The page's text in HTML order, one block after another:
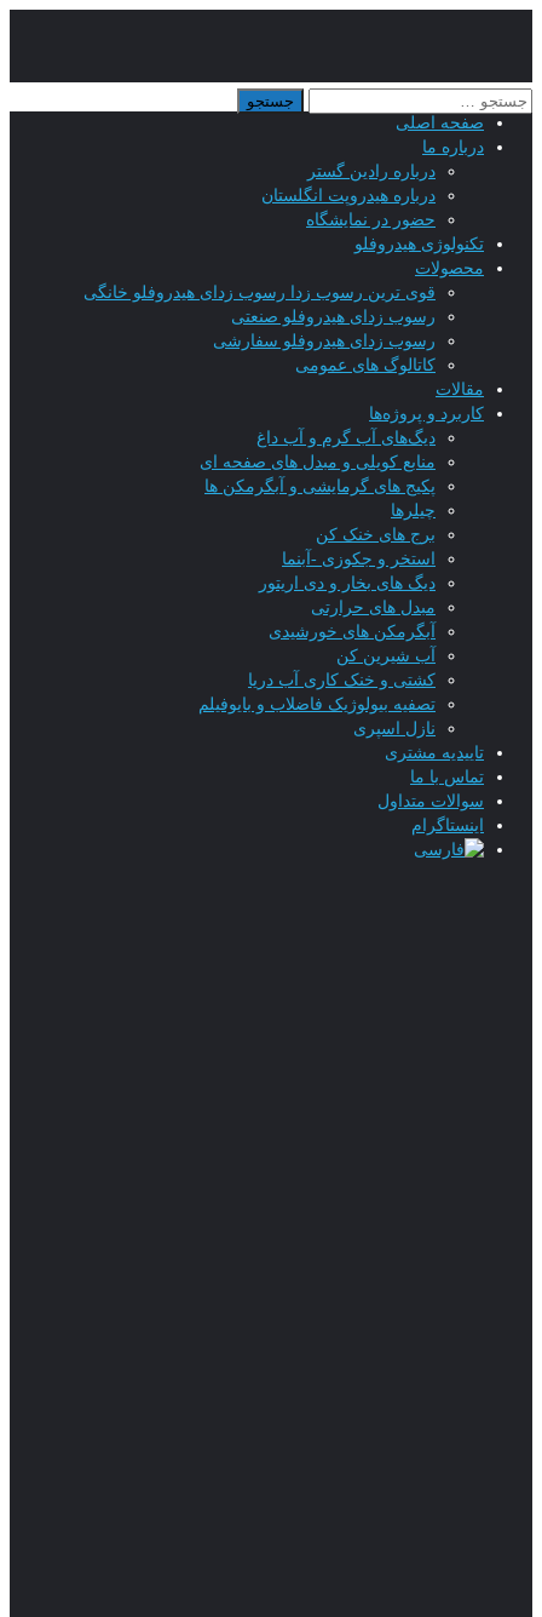
صفحه اصلی
درباره ما
درباره رادین گستر
درباره هیدروپت انگلستان
حضور در نمایشگاه
تکنولوژی هیدروفلو
محصولات
قوی ترین رسوب زدا رسوب زدای هیدروفلو خانگی
رسوب زدای هیدروفلو صنعتی
رسوب زدای هیدروفلو سفارشی
کاتالوگ های عمومی
مقالات
کاربرد و پروژه‌ها
دیگ‌های آب گرم و آب داغ
منابع کویلی و مبدل های صفحه ای
پکیج های گرمایشی و آبگرمکن ها
چیلرها
برج های خنک کن
استخر و جکوزی -آبنما
دیگ های بخار و دی اریتور
مبدل های حرارتی
آبگرمکن های خورشیدی
آب شیرین کن
کشتی و خنک کاری آب دریا
تصفیه بیولوژیک فاضلاب و بایوفیلم
نازل اسپری
تاییدیه‌ مشتری
تماس با ما
سوالات متداول
اینستاگرام